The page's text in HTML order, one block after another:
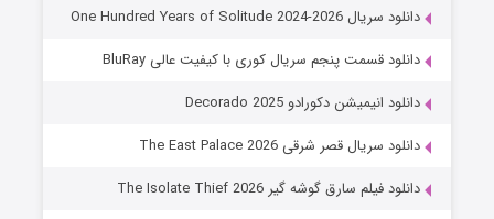
دانلود سریال One Hundred Years of Solitude 2024-2026
دانلود قسمت پنجم سریال کوری با کیفیت عالی BluRay
دانلود انیمیشن دکورادو Decorado 2025
دانلود سریال قصر شرقی The East Palace 2026
دانلود فیلم سارق گوشه گیر The Isolate Thief 2026